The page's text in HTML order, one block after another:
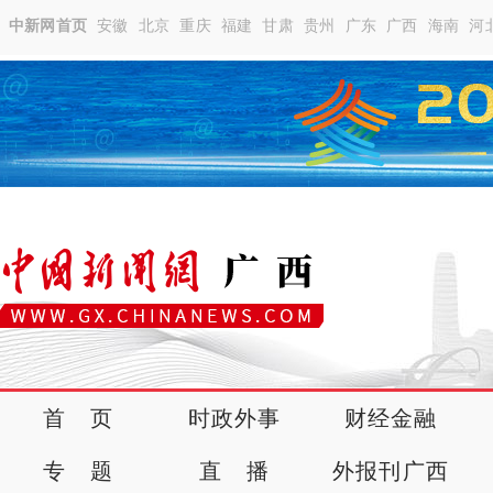
中新网首页 安徽 北京 重庆 福建 甘肃 贵州 广东 广西 海南 河
首 页 时政外事 财经金融
专 题 直 播 外报刊广西